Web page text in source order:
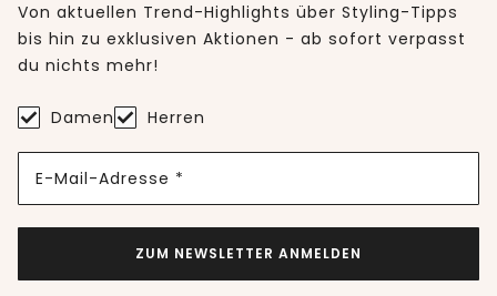
Von aktuellen Trend-Highlights über Styling-Tipps
bis hin zu exklusiven Aktionen - ab sofort verpasst
du nichts mehr!
Damen Herren
E-Mail-Adresse *
ZUM NEWSLETTER ANMELDEN